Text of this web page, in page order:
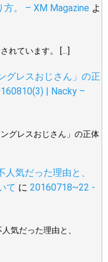
。 – XM Magazine よ
れています。 […]
グレスおじさん」の正
| Nacky –
グレスおじさん」の正体
気だった理由と、
て に 20160718~22 -
気だった理由と、